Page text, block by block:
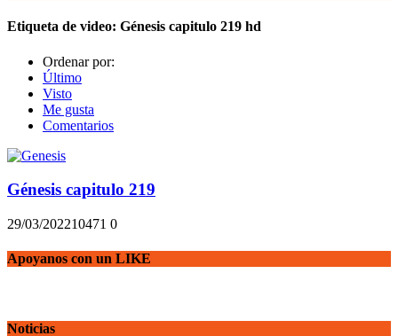
Etiqueta de video: Génesis capitulo 219 hd
Ordenar por:
Último
Visto
Me gusta
Comentarios
Génesis capitulo 219
29/03/202210471 0
Apoyanos con un LIKE
Noticias